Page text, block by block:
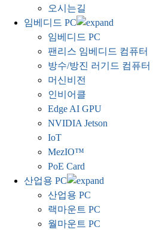
오시는길
임베디드 PC
임베디드 PC
팬리스 임베디드 컴퓨터
방수/방진 러기드 컴퓨터
머신비전
인비어클
Edge AI GPU
NVIDIA Jetson
IoT
MezIO™
PoE Card
산업용 PC
산업용 PC
랙마운트 PC
월마운트 PC